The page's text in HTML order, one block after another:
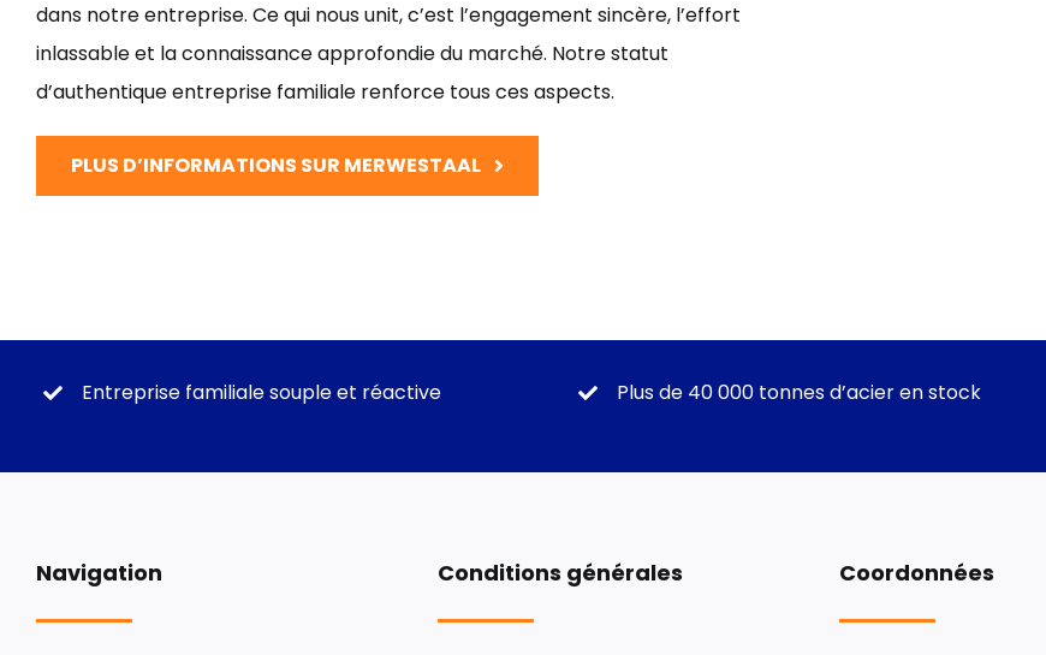
dans notre entreprise. Ce qui nous unit, c’est l’engagement sincère, l’effort
inlassable et la connaissance approfondie du marché. Notre statut
d’authentique entreprise familiale renforce tous ces aspects.
PLUS D’INFORMATIONS SUR MERWESTAAL
Entreprise familiale souple et réactive Plus de 40 000 tonnes d’acier en stock
Navigation Conditions générales Coordonnées